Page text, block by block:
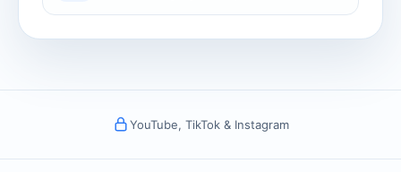
YouTube, TikTok & Instagram